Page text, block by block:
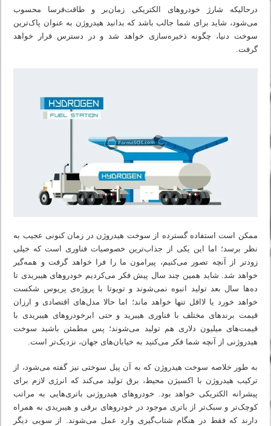
درحالیکه شارژ خودروهای الکتریکی زمان‌بر و طاقت‌فرسا محسوب
می‌شود، شاید برای شما جالب باشد که بدانید هیدروژن به عنوان پاک‌ترین
سوخت دنیا، چگونه ذخیره‌سازی خواهد شد و در دسترس قرار خواهد
گرفت.
ممکن است استفاده گسترده از سوخت هیدروژن در زمان کنونی عجیب به
نظر برسد؛ اما این یکی از جذاب‌ترین خصوصیات فناوری است که خیلی
زودتر از آنچه تصور می‌کنیم، پیرامون ما را فرا خواهد گرفت و همه‌گیر
خواهد شد. شاید همین چند سال پیش فکر می‌کردیم خودروهای هیبریدی تا
ده‌ها سال بعد تولید انبوه نمی‌شوند و تویوتا با پروژه‌ی پریوس شکست
خواهد خورد یا لااقل تنها خواهد ماند؛ اما حالا مدل‌های اقتصادی و ارزان
قیمت برندهای مختلف با فناوری هیبرید و حتی ابرخودروهای هیبریدی با
قیمت‌های میلیون دلاری هم تولید می‌شوند؛ پس مطمئن باشید سوخت
هیدروژنی از آنچه شما فکر می‌کنید به خیابان‌های جهان، نزدیک‌تر است.
به طور خلاصه سوخت هیدروژن که به آن پیل سوختی نیز گفته می‌شود، از
ترکیب هیدروژن با اکسیژن محیط، برق تولید می‌کند که انرژی لازم برای
پیشرانه الکتریکی خواهد بود. خودروهای هیدروژنی باتری‌هایی به مراتب
کوچک‌تر و سبک‌تر از باتری موجود در خودروهای برقی و هیبریدی به همراه
دارند که فقط در هنگام شتاب‌گیری وارد عمل می‌شوند. از سویی دیگر